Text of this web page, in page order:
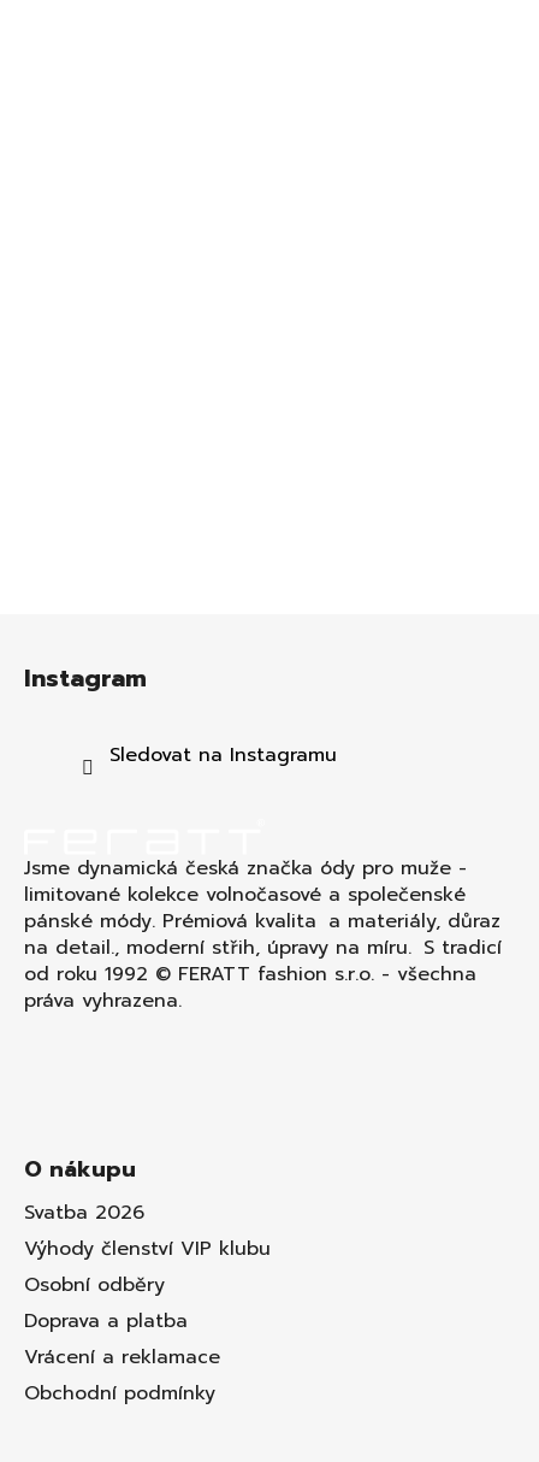
Instagram
Sledovat na Instagramu
Jsme dynamická česká značka ódy pro muže -
limitované kolekce volnočasové a společenské
pánské módy. Prémiová kvalita a materiály, důraz
na detail., moderní střih, úpravy na míru. S tradicí
od roku 1992 © FERATT fashion s.r.o. - všechna
práva vyhrazena.
O nákupu
Svatba 2026
Výhody členství VIP klubu
Osobní odběry
Doprava a platba
Vrácení a reklamace
Obchodní podmínky